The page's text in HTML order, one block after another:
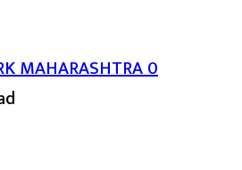
MAHARASHTRA0